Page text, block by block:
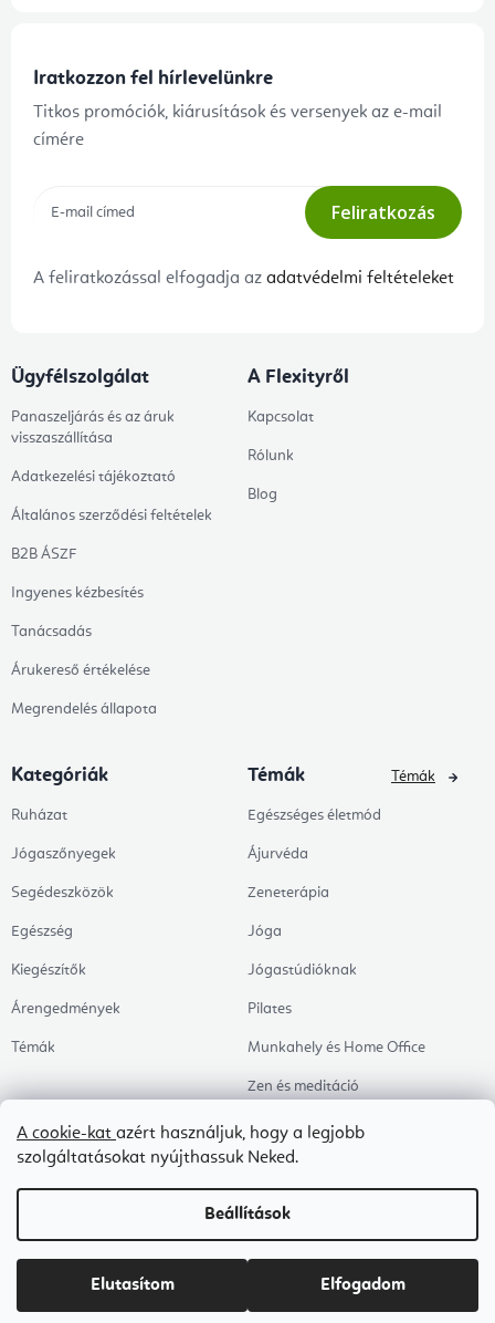
A cookie-kat azért használjuk, hogy a legjobb
szolgáltatásokat nyújthassuk Neked.
Beállítások
Elutasítom Elfogadom
Iratkozzon fel hírlevelünkre
Titkos promóciók, kiárusítások és versenyek az e-mail
címére
Feliratkozás
A feliratkozással elfogadja az adatvédelmi feltételeket
Ügyfélszolgálat
Panaszeljárás és az áruk
visszaszállítása
Adatkezelési tájékoztató
Általános szerződési feltételek
B2B ÁSZF
Ingyenes kézbesítés
Tanácsadás
Árukereső értékelése
Megrendelés állapota
A Flexityről
Kapcsolat
Rólunk
Blog
Kategóriák
Ruházat
Jógaszőnyegek
Segédeszközök
Egészség
Kiegészítők
Árengedmények
Témák
Témák
Egészséges életmód
Ájurvéda
Zeneterápia
Jóga
Jógastúdióknak
Pilates
Munkahely és Home Office
Zen és meditáció
Aromaterápia
Egészséges alvás
Kedvenceink
Témák
Shoptet Premium készítette
Copyright 2026Flexity. Minden jog fenntartva.Süti beállítások szerkesztése